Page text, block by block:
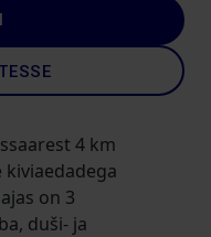
4 km
on 3
duši- ja